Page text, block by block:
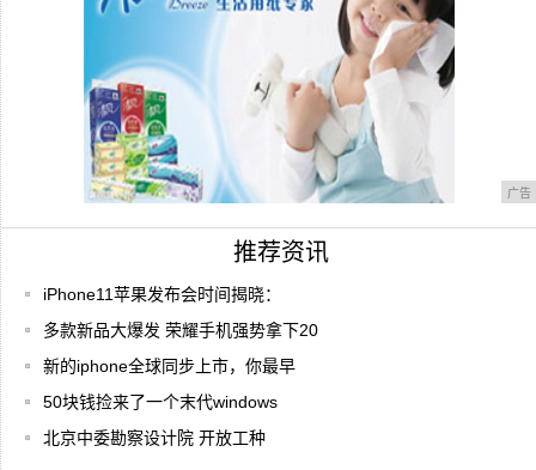
广告
推荐资讯
iPhone11苹果发布会时间揭晓：
多款新品大爆发 荣耀手机强势拿下20
新的iphone全球同步上市，你最早
50块钱捡来了一个末代windows
北京中委勘察设计院 开放工种